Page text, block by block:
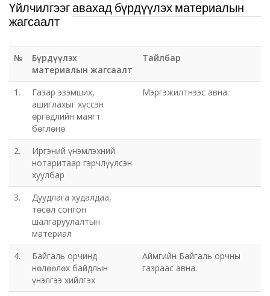
Үйлчилгээг авахад бүрдүүлэх материалын
жагсаалт
№
Бүрдүүлэх
материалын жагсаалт
Тайлбар
1.
Газар эзэмших,
ашиглахыг хүссэн
өргөдлийн маягт
бөглөнө.
Мэргэжилтнээс авна.
2.
Иргэний үнэмлэхний
нотаритаар гэрчлүүлсэн
хуулбар
3.
Дуудлага худалдаа,
төсөл сонгон
шалгаруулалтын
материал
4.
Байгаль орчинд
нөлөөлөх байдлын
үнэлгээ хийлгэх
Аймгийн Байгаль орчны
газраас авна.